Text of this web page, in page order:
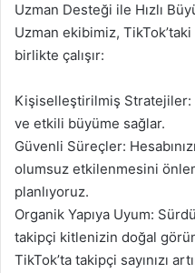
Uzman Desteği ile Hızlı
Uzman ekibimiz, TikTok’taki
birlikte çalışır:
Kişiselleştirilmiş Stratejiler:
ve etkili büyüme sağlar.
Güvenli Süreçler:
olumsuz etkilenmesini
planlıyoruz.
Organik Yapıya Uyum:
takipçi kitlenizin doğal
TikTok’ta takipçi sayınızı